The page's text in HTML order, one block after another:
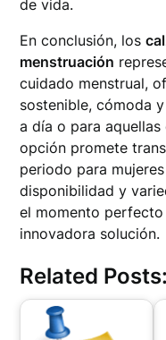
de vida.
En conclusión, los
menstruación
cuidado menstrual,
sostenible, cómoda
a día o para aquellas
opción promete
periodo para
disponibilidad y
el momento
innovadora solución.
Related Posts: